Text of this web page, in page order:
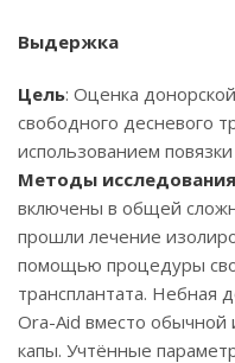
Выдержка
Цель: Оценка
свободного десневого
использованием
Методы исследования
включены в общей
прошли лечение
помощью процедуры
трансплантата. Небная
Ora-Aid вместо обычной
капы. Учтённые